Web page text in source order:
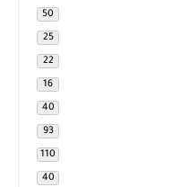
50
25
22
16
40
93
110
40